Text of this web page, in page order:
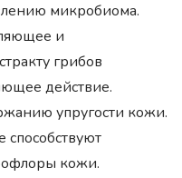
микробиома.
и
грибов
действие.
упругости кожи.
способствуют
кожи.